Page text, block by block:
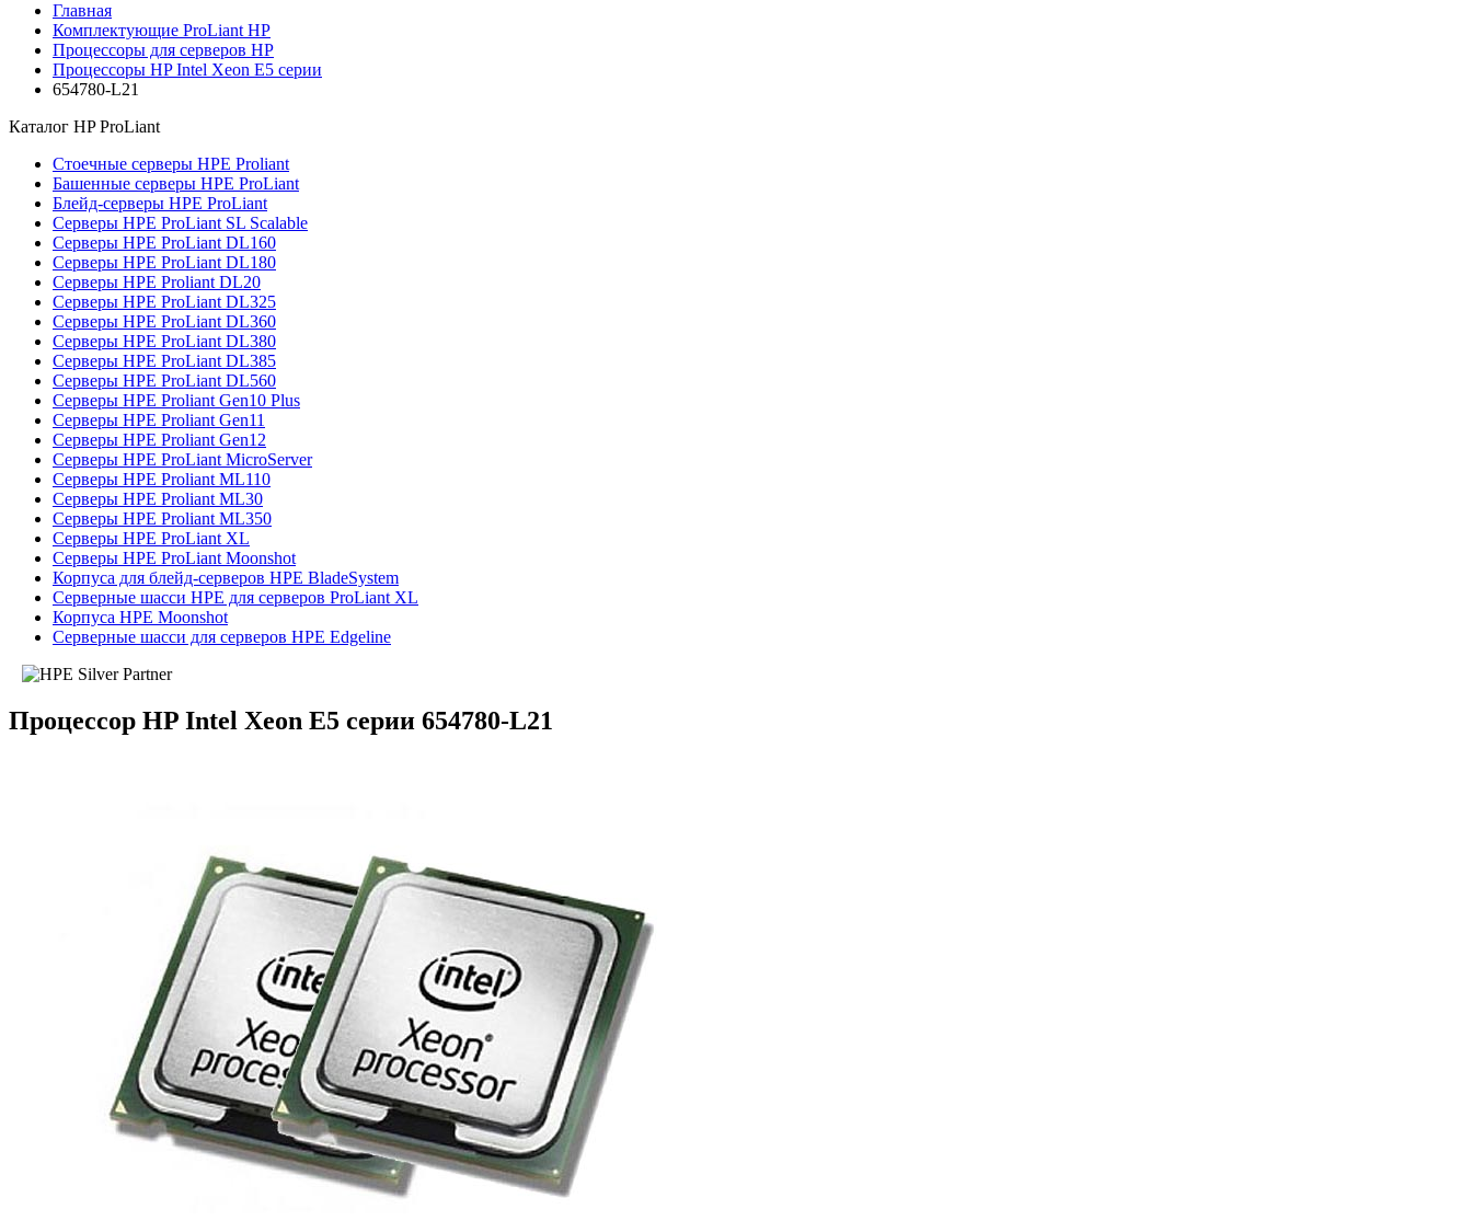
Главная
Комплектующие ProLiant HP
Процессоры для серверов HP
Процессоры HP Intel Xeon E5 серии
654780-L21
Каталог HP ProLiant
Стоечные серверы HPE Proliant
Башенные серверы HPE ProLiant
Блейд-серверы HPE ProLiant
Серверы HPE ProLiant SL Scalable
Серверы HPE ProLiant DL160
Серверы HPE ProLiant DL180
Серверы HPE Proliant DL20
Серверы HPE ProLiant DL325
Серверы HPE ProLiant DL360
Серверы HPE ProLiant DL380
Серверы HPE ProLiant DL385
Серверы HPE ProLiant DL560
Серверы HPE Proliant Gen10 Plus
Серверы HPE Proliant Gen11
Серверы HPE Proliant Gen12
Серверы HPE ProLiant MicroServer
Серверы HPE Proliant ML110
Серверы HPE Proliant ML30
Серверы HPE Proliant ML350
Серверы HPE ProLiant XL
Серверы HPE ProLiant Moonshot
Корпуса для блейд-серверов HPE BladeSystem
Серверные шасси HPE для серверов ProLiant XL
Корпуса HPE Moonshot
Серверные шасси для серверов HPE Edgeline
Процессор HP Intel Xeon E5 серии 654780-L21